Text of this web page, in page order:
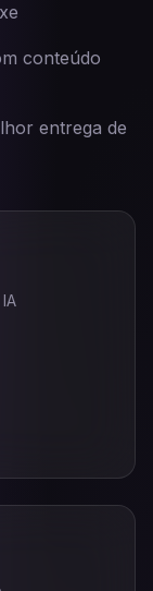
conteúdo
entrega de